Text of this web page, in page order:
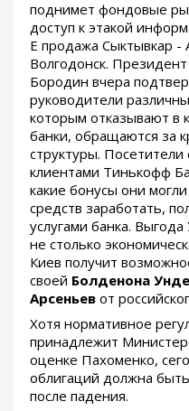
поднимет фондовые
доступ к этакой
E продажа Сыктывкар -
Волгодонск.
Бородин вчера
руководители
которым отказывают в
банки, обращаются за
структуры.
клиентами Тинькофф
какие бонусы они
средств заработать,
услугами банка.
не столько
Киев получит
своей Болденона
Арсеньев от
Хотя нормативное
принадлежит
оценке Пахоменко,
облигаций должна
после падения.